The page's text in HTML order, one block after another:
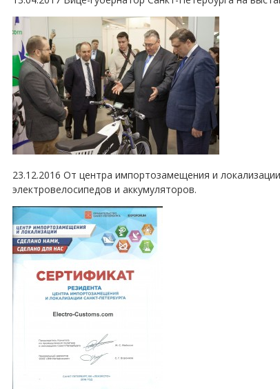
23.12.2016 От центра импортозамещения и
электровелосипедов и аккумуляторов.